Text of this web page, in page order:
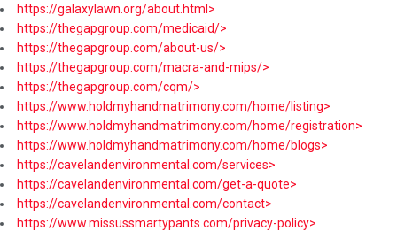
https://galaxylawn.org/about.html>
https://thegapgroup.com/medicaid/>
https://thegapgroup.com/about-us/>
https://thegapgroup.com/macra-and-mips/>
https://thegapgroup.com/cqm/>
https://www.holdmyhandmatrimony.com/home/listing>
https://www.holdmyhandmatrimony.com/home/registration>
https://www.holdmyhandmatrimony.com/home/blogs>
https://cavelandenvironmental.com/services>
https://cavelandenvironmental.com/get-a-quote>
https://cavelandenvironmental.com/contact>
https://www.missussmartypants.com/privacy-policy>